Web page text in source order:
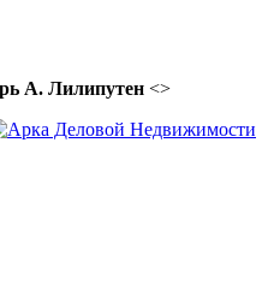
А. Лилипутен <>